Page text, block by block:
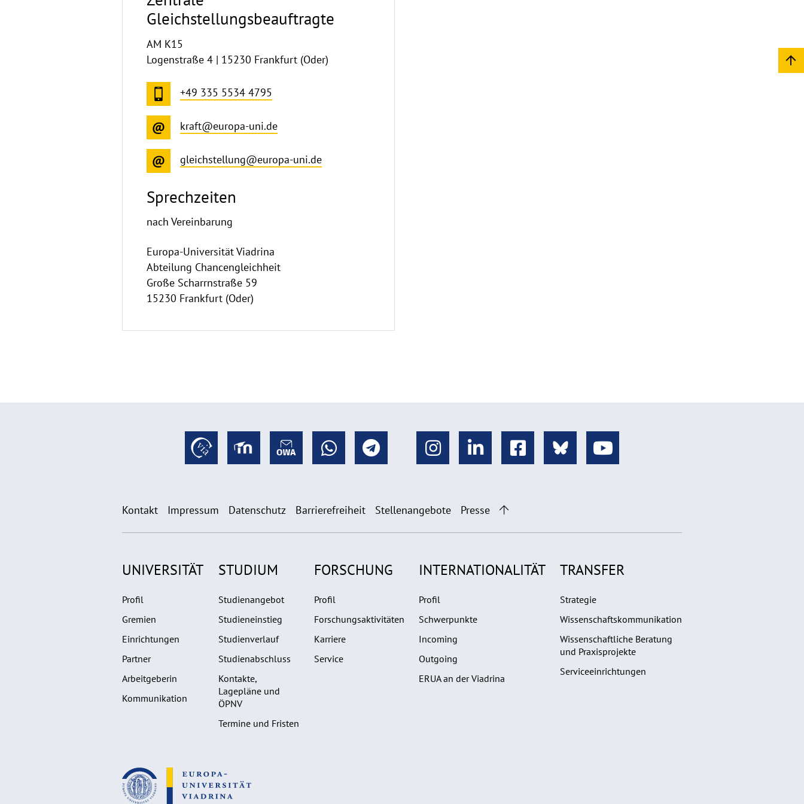
Gleichstellungsbeauftragte
AM K15
Logenstraße 4 | 15230 Frankfurt (Oder)
+49 335 5534 4795
kraft@europa-uni.de
gleichstellung@europa-uni.de
Sprechzeiten
nach Vereinbarung
Europa-Universität Viadrina
Abteilung Chancengleichheit
Große Scharrnstraße 59
15230 Frankfurt (Oder)
Kontakt Impressum Datenschutz Barrierefreiheit Stellenangebote Presse
UNIVERSITÄT
Profil
Gremien
Einrichtungen
Partner
Arbeitgeberin
Kommunikation
STUDIUM
Studienangebot
Studieneinstieg
Studienverlauf
Studienabschluss
Kontakte,
Lagepläne und
ÖPNV
Termine und Fristen
FORSCHUNG
Profil
Forschungsaktivitäten
Karriere
Service
INTERNATIONALITÄT
Profil
Schwerpunkte
Incoming
Outgoing
ERUA an der Viadrina
TRANSFER
Strategie
Wissenschaftskommunikation
Wissenschaftliche Beratung
und Praxisprojekte
Serviceeinrichtungen